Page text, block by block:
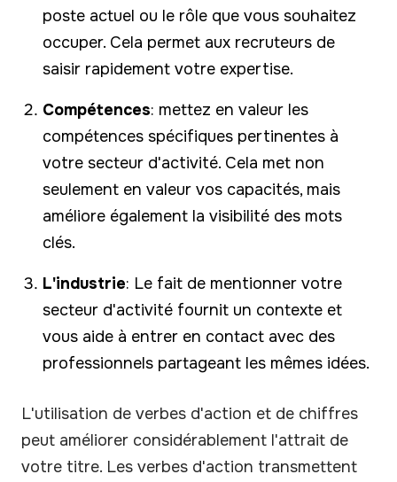
poste actuel ou le rôle que vous souhaitez
occuper. Cela permet aux recruteurs de
saisir rapidement votre expertise.
Compétences: mettez en valeur les
compétences spécifiques pertinentes à
votre secteur d'activité. Cela met non
seulement en valeur vos capacités, mais
améliore également la visibilité des mots
clés.
L'industrie: Le fait de mentionner votre
secteur d'activité fournit un contexte et
vous aide à entrer en contact avec des
professionnels partageant les mêmes idées.
L'utilisation de verbes d'action et de chiffres
peut améliorer considérablement l'attrait de
votre titre. Les verbes d'action transmettent